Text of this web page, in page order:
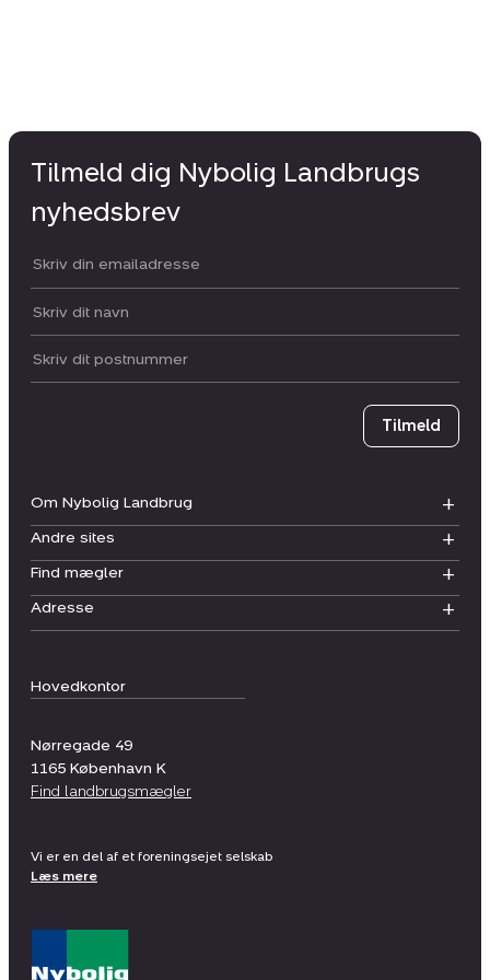
Hovedkontor
Nørregade 49
1165 København K
Find landbrugsmægler
Om Nybolig Landbrug
Andre sites
Find mægler
Adresse
Tilmeld dig Nybolig Landbrugs
nyhedsbrev
Din email:
Dit navn:
Postnummer
Tilmeld
Vi er en del af et foreningsejet selskab
Læs mere